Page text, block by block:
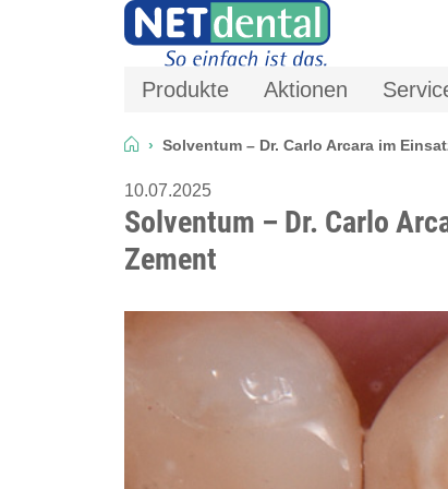
Produkte Aktionen
Solventum – Dr. Carlo Arcara im
10.07.2025
Solventum – Dr. Carlo
Zement